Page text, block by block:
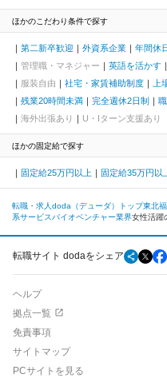
ほかのこだわり条件で探す
第二新卒歓迎 外資系企業 年間休
管理職・マネジャー
英語を活かす
服装自由
社宅・家賃補助制度 上
残業20時間未満
完全週休2日制
海外出張あり
U・Iターン支援あり
ほかの固定給で探す
固定給25万円以上 固定給35万円以
転職・求人doda（デューダ）トップ東北
系サービス バイオベンチャー業界女性活躍
転職サイト dodaをシェア
ヘルプ
拠点一覧
免責事項
サイトマップ
PCサイトを見る